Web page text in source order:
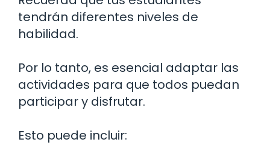
tendrán diferentes niveles de
habilidad.
Por lo tanto, es esencial adaptar las
actividades para que todos puedan
participar y disfrutar.
Esto puede incluir: